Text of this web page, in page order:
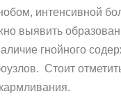
интенсивной
выявить
гнойного
Стоит